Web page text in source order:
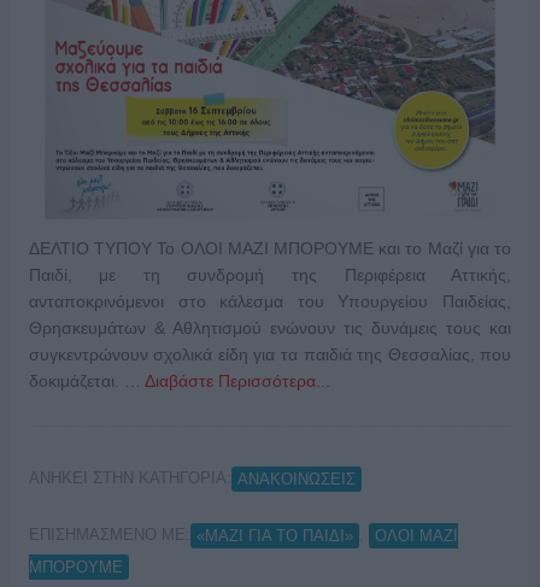
ΔΕΛΤΙΟ ΤΥΠΟΥ Το ΟΛΟΙ ΜΑΖΙ ΜΠΟΡΟΥΜΕ και το Μαζί για το
Παιδί, με τη συνδρομή της Περιφέρεια Αττικής,
ανταποκρινόμενοι στο κάλεσμα του Υπουργείου Παιδείας,
Θρησκευμάτων & Αθλητισμού ενώνουν τις δυνάμεις τους και
συγκεντρώνουν σχολικά είδη για τα παιδιά της Θεσσαλίας, που
δοκιμάζεται. … Διαβάστε Περισσότερα...
ΑΝΗΚΕΙ ΣΤΗΝ ΚΑΤΗΓΟΡΙΑ: ΑΝΑΚΟΙΝΩΣΕΙΣ
ΕΠΙΣΗΜΑΣΜΕΝΟ ΜΕ: «ΜΑΖΙ ΓΙΑ ΤΟ ΠΑΙΔΙ»
ΟΛΟΙ ΜΑΖΙ
ΜΠΟΡΟΥΜΕ